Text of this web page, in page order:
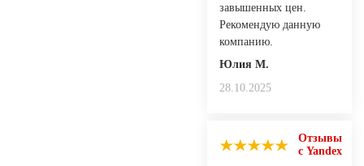
завышенных цен.
Рекомендую данную
компанию.
Юлия М.
28.10.2025
Отзывы
с Yandex